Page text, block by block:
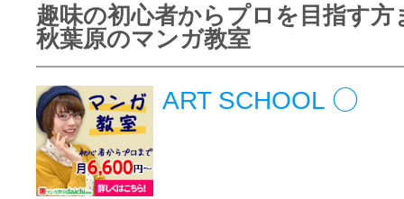
趣味の初心者からプロを目指す方
秋葉原のマンガ教室
ART SCHOOL ◯